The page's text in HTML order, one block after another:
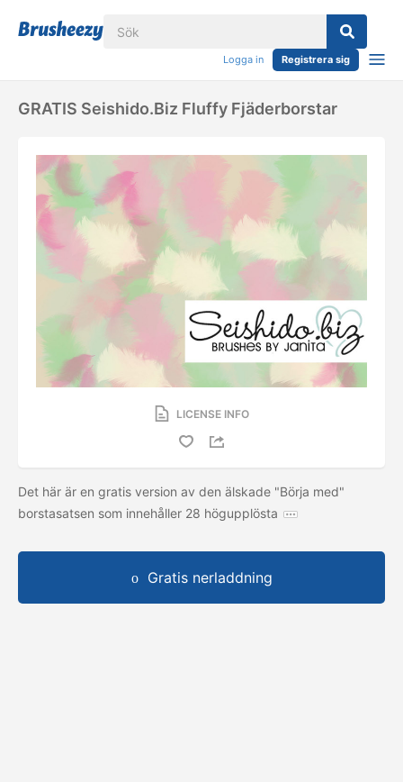
Logga in Registrera sig
GRATIS Seishido.biz Fluffy Fjäderborstar
LICENSE INFO
Det här är en gratis version av den älskade "Börja med"
borstasatsen som innehåller 28 högupplösta
Gratis nerladdning